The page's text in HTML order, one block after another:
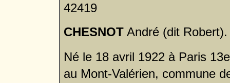
42419
CHESNOT André (dit Robert).
Né le 18 avril 1922 à Paris
au Mont-Valérien, commune